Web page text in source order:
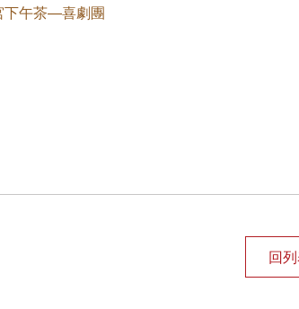
下午茶—喜劇團